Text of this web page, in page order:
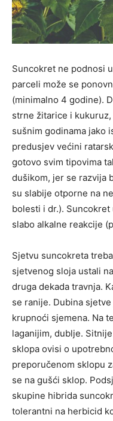
Suncokret ne podnosi
parceli može se
(minimalno 4 godine).
strne žitarice i
sušnim godinama jako
predusjev većini
gotovo svim tipovima
dušikom, jer se razvija
su slabije otporne na
bolesti i dr.).
slabo alkalne reakcije
Sjetvu suncokreta
sjetvenog sloja ustali
druga dekada travnja.
se ranije. Dubina
krupnoći sjemena. Na
laganijim, dublje.
sklopa ovisi o
preporučenom sklopu
se na gušći sklop.
skupine hibrida
tolerantni na herbicid